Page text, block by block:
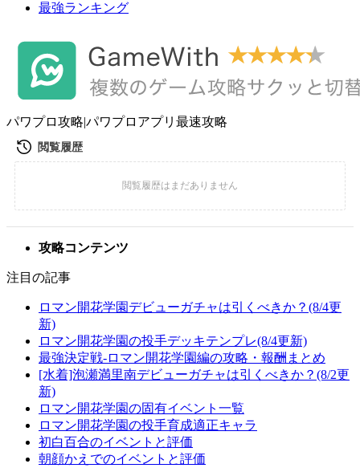
最強ランキング
パワプロ攻略|パワプロアプリ最速攻略
攻略コンテンツ
注目の記事
ロマン開花学園デビューガチャは引くべきか？(8/4更
新)
ロマン開花学園の投手デッキテンプレ(8/4更新)
最強決定戦-ロマン開花学園編の攻略・報酬まとめ
[水着]泡瀬満里南デビューガチャは引くべきか？(8/2更
新)
ロマン開花学園の固有イベント一覧
ロマン開花学園の投手育成適正キャラ
初白百合のイベントと評価
朝顔かえでのイベントと評価